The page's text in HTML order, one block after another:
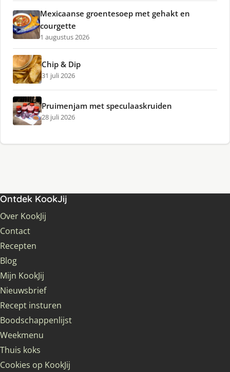
Mexicaanse groentesoep met gehakt en
courgette
1 augustus 2026
Chip & Dip
31 juli 2026
Pruimenjam met speculaaskruiden
28 juli 2026
Ontdek KookJij
Over KookJij
Contact
Recepten
Blog
Mijn KookJij
Nieuwsbrief
Recept insturen
Boodschappenlijst
Weekmenu
Thuis koks
Cookies op KookJij